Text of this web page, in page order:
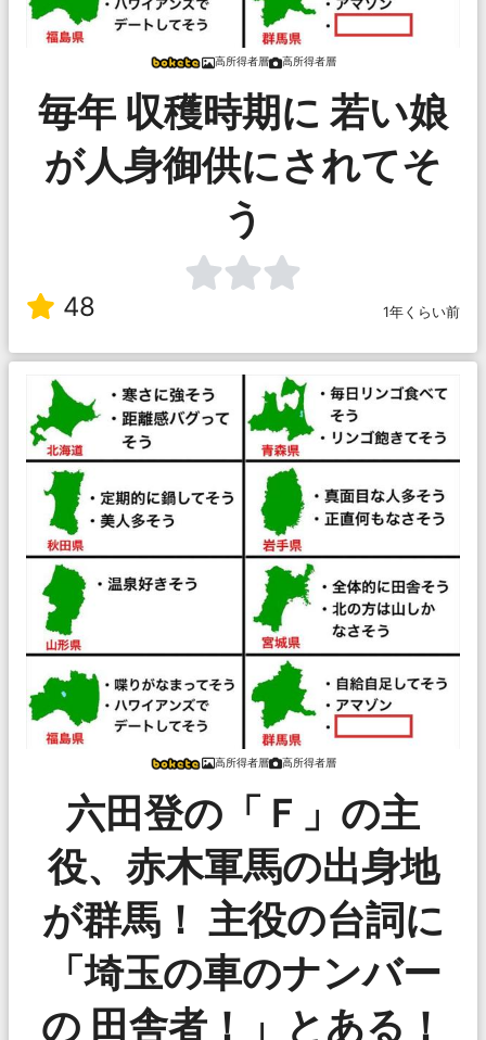
高所得者層 高所得者層
毎年 収穫時期に 若い娘
が人身御供にされてそ
う
48 1年くらい前
高所得者層 高所得者層
六田登の「Ｆ」の主
役、赤木軍馬の出身地
が群馬！ 主役の台詞に
「埼玉の車のナンバー
の 田舎者！」とある！